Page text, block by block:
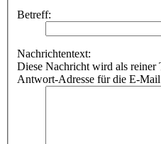
Betreff:
Nachrichtentext:
Diese Nachricht wird als
Antwort-Adresse für die E-